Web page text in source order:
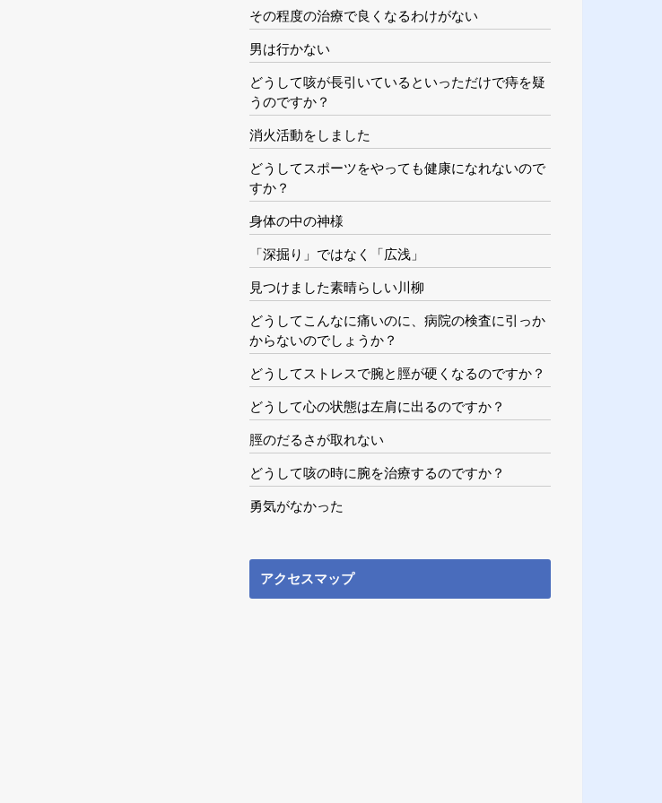
その程度の治療で良くなるわけがない
男は行かない
どうして咳が長引いているといっただけで痔を疑
うのですか？
消火活動をしました
どうしてスポーツをやっても健康になれないので
すか？
身体の中の神様
「深掘り」ではなく「広浅」
見つけました素晴らしい川柳
どうしてこんなに痛いのに、病院の検査に引っか
からないのでしょうか？
どうしてストレスで腕と脛が硬くなるのですか？
どうして心の状態は左肩に出るのですか？
脛のだるさが取れない
どうして咳の時に腕を治療するのですか？
勇気がなかった
アクセスマップ